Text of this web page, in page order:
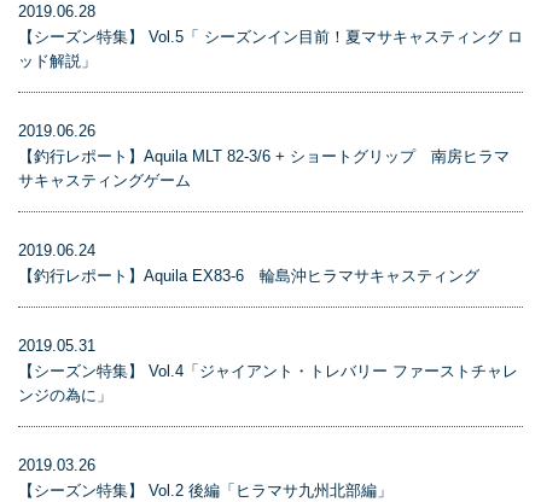
2019.06.28
【シーズン特集】 Vol.5「 シーズンイン目前！夏マサキャスティング ロ
ッド解説」
2019.06.26
【釣行レポート】Aquila MLT 82-3/6 + ショートグリップ 南房ヒラマ
サキャスティングゲーム
2019.06.24
【釣行レポート】Aquila EX83-6 輪島沖ヒラマサキャスティング
2019.05.31
【シーズン特集】 Vol.4「ジャイアント・トレバリー ファーストチャレ
ンジの為に」
2019.03.26
【シーズン特集】 Vol.2 後編「ヒラマサ九州北部編」